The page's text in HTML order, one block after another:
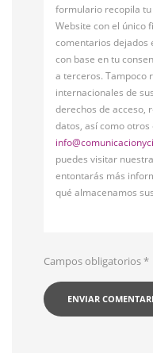
formulario recopila
Website con el único
comentarios dejados
con base en tu
a terceros. Tampoco
internacionales de
derechos de acceso,
datos, así como
puedes visitar nuestra
entontarás más
qué almacenamos
Campos obligatorios*